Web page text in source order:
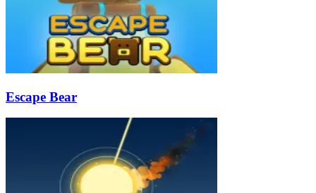
Escape Bear